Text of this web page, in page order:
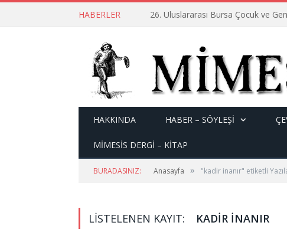
HABERLER 26. Uluslararası Bursa Çocuk ve
HAKKINDA HABER – SÖYLEŞI
MİMESİS DERGİ – KİTAP
BURADASINIZ: Anasayfa » "kadir inanır" etiketli
LISTELENEN KAYIT: KADIR INANIR